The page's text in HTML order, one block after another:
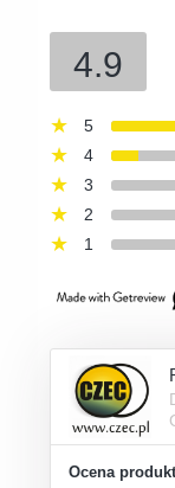
4.9
5
4
3
2
1
Ocena